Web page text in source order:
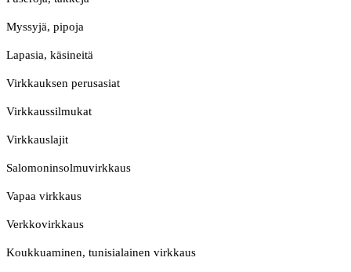
Myssyjä, pipoja
Lapasia, käsineitä
Virkkauksen perusasiat
Virkkaussilmukat
Virkkauslajit
Salomoninsolmuvirkkaus
Vapaa virkkaus
Verkkovirkkaus
Koukkuaminen, tunisialainen virkkaus